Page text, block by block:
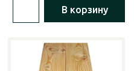
В корзину